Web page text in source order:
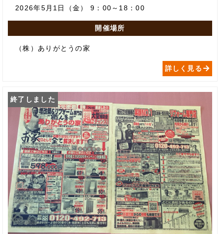
2026年5月1日（金） 9：00～18：00
開催場所
（株）ありがとうの家
詳しく見る
終了しました